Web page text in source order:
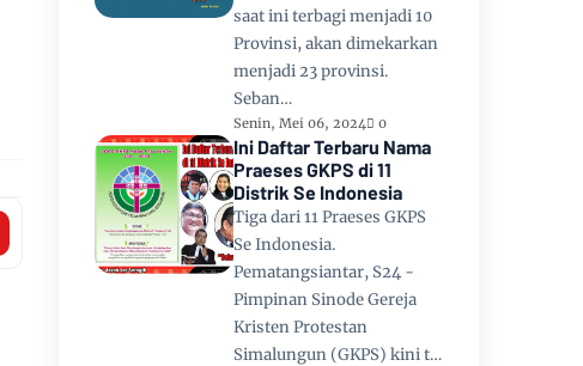
saat ini terbagi menjadi 10
Provinsi, akan dimekarkan
menjadi 23 provinsi.
Seban…
Senin, Mei 06, 2024 0
Ini Daftar Terbaru Nama
Praeses GKPS di 11
Distrik Se Indonesia
Tiga dari 11 Praeses GKPS
Se Indonesia.
Pematangsiantar, S24 -
Pimpinan Sinode Gereja
Kristen Protestan
Simalungun (GKPS) kini t…